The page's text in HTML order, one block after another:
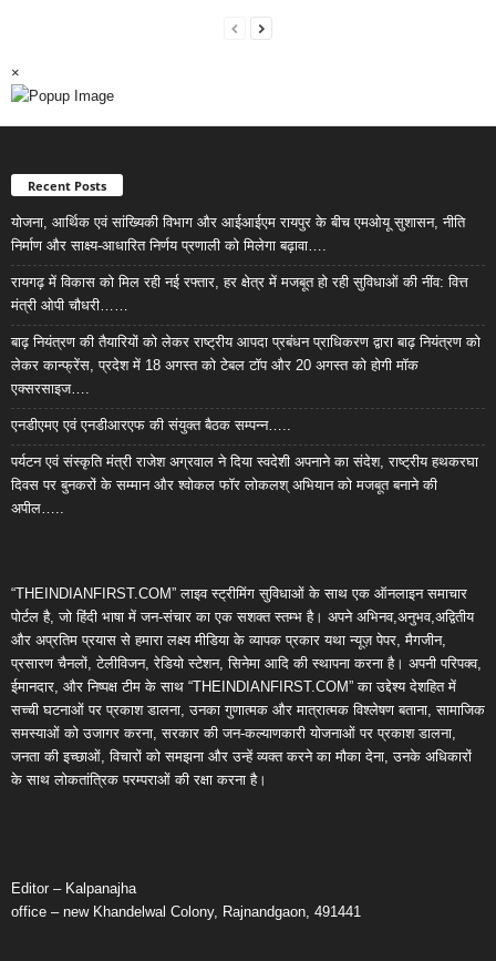
×
Recent Posts
योजना, आर्थिक एवं सांख्यिकी विभाग और आईआईएम रायपुर के बीच एमओयू सुशासन, नीति
निर्माण और साक्ष्य-आधारित निर्णय प्रणाली को मिलेगा बढ़ावा….
रायगढ़ में विकास को मिल रही नई रफ्तार, हर क्षेत्र में मजबूत हो रही सुविधाओं की नींव: वित्त
मंत्री ओपी चौधरी……
बाढ़ नियंत्रण की तैयारियों को लेकर राष्ट्रीय आपदा प्रबंधन प्राधिकरण द्वारा बाढ़ नियंत्रण को
लेकर कान्फ्रेंस, प्रदेश में 18 अगस्त को टेबल टॉप और 20 अगस्त को होगी मॉक
एक्सरसाइज….
एनडीएमए एवं एनडीआरएफ की संयुक्त बैठक सम्पन्न…..
पर्यटन एवं संस्कृति मंत्री राजेश अग्रवाल ने दिया स्वदेशी अपनाने का संदेश, राष्ट्रीय हथकरघा
दिवस पर बुनकरों के सम्मान और श्वोकल फॉर लोकलश् अभियान को मजबूत बनाने की
अपील…..
“THEINDIANFIRST.COM” लाइव स्ट्रीमिंग सुविधाओं के साथ एक ऑनलाइन समाचार
पोर्टल है, जो हिंदी भाषा में जन-संचार का एक सशक्त स्तम्भ है। अपने अभिनव,अनुभव,अद्वितीय
और अप्रतिम प्रयास से हमारा लक्ष्य मीडिया के व्यापक प्रकार यथा न्यूज़ पेपर, मैगजीन,
प्रसारण चैनलों, टेलीविजन, रेडियो स्टेशन, सिनेमा आदि की स्थापना करना है। अपनी परिपक्व,
ईमानदार, और निष्पक्ष टीम के साथ “THEINDIANFIRST.COM” का उद्देश्य देशहित में
सच्ची घटनाओं पर प्रकाश डालना, उनका गुणात्मक और मात्रात्मक विश्लेषण बताना, सामाजिक
समस्याओं को उजागर करना, सरकार की जन-कल्याणकारी योजनाओं पर प्रकाश डालना,
जनता की इच्छाओं, विचारों को समझना और उन्हें व्यक्त करने का मौका देना, उनके अधिकारों
के साथ लोकतांत्रिक परम्पराओं की रक्षा करना है।
Editor – Kalpanajha
office – new Khandelwal Colony, Rajnandgaon, 491441